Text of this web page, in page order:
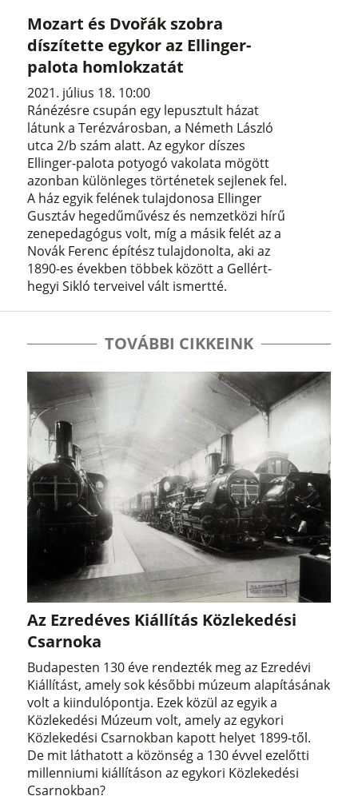
Mozart és Dvořák szobra
díszítette egykor az Ellinger-
palota homlokzatát
2021. július 18. 10:00
Ránézésre csupán egy lepusztult házat
látunk a Terézvárosban, a Németh László
utca 2/b szám alatt. Az egykor díszes
Ellinger-palota potyogó vakolata mögött
azonban különleges történetek sejlenek fel.
A ház egyik felének tulajdonosa Ellinger
Gusztáv hegedűművész és nemzetközi hírű
zenepedagógus volt, míg a másik felét az a
Novák Ferenc építész tulajdonolta, aki az
1890-es években többek között a Gellért-
hegyi Sikló terveivel vált ismertté.
TOVÁBBI CIKKEINK
Az Ezredéves Kiállítás Közlekedési
Csarnoka
Budapesten 130 éve rendezték meg az Ezredévi
Kiállítást, amely sok későbbi múzeum alapításának
volt a kiindulópontja. Ezek közül az egyik a
Közlekedési Múzeum volt, amely az egykori
Közlekedési Csarnokban kapott helyet 1899-től.
De mit láthatott a közönség a 130 évvel ezelőtti
millenniumi kiállításon az egykori Közlekedési
Csarnokban?